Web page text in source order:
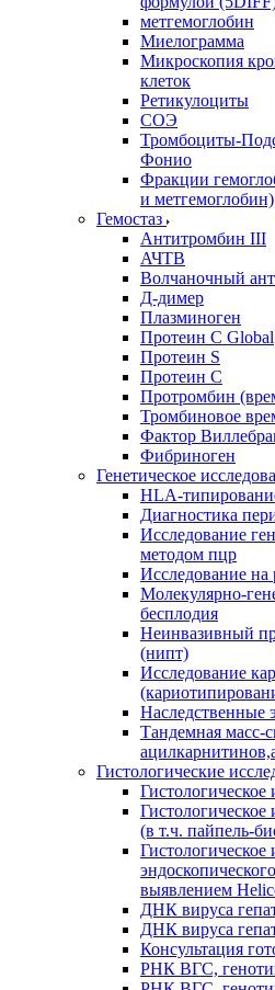
метгемоглобин
Миелограмма
Микроскопия
клеток
Ретикулоциты
СОЭ
Тромбоциты-
Фонио
Фракции
и метгемоглобин)
Гемостаз
Антитромбин III
АЧТВ
Волчаночный
Д-димер
Плазминоген
Протеин C Global
Протеин S
Протеин С
Протромбин
Тромбиновое
Фактор
Фибриноген
Генетическое
HLA-
Диагностика
Исследование
методом пцр
Исследование на
Молекулярно-
бесплодия
Неинвазивный
(нипт)
Исследование
Наследственные
Тандемная масс-
Гистологические
Гистологическое
(в т.ч. пайпель-
Гистологическое
выявлением
ДНК вируса
ДНК вируса
Консультация
РНК ВГC,